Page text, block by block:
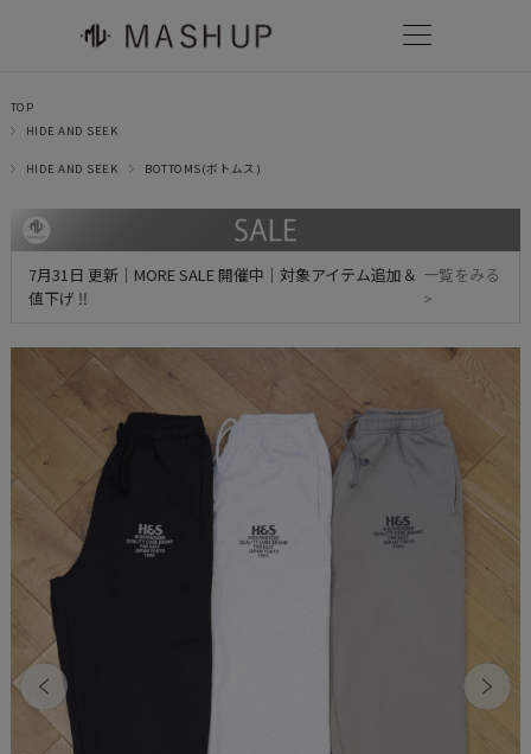
TOP
HIDE AND SEEK
HIDE AND SEEK BOTTOMS(ボトムス)
7月31日 更新｜MORE SALE 開催中｜対象アイテム追加＆
値下げ ‼
一覧をみる
>